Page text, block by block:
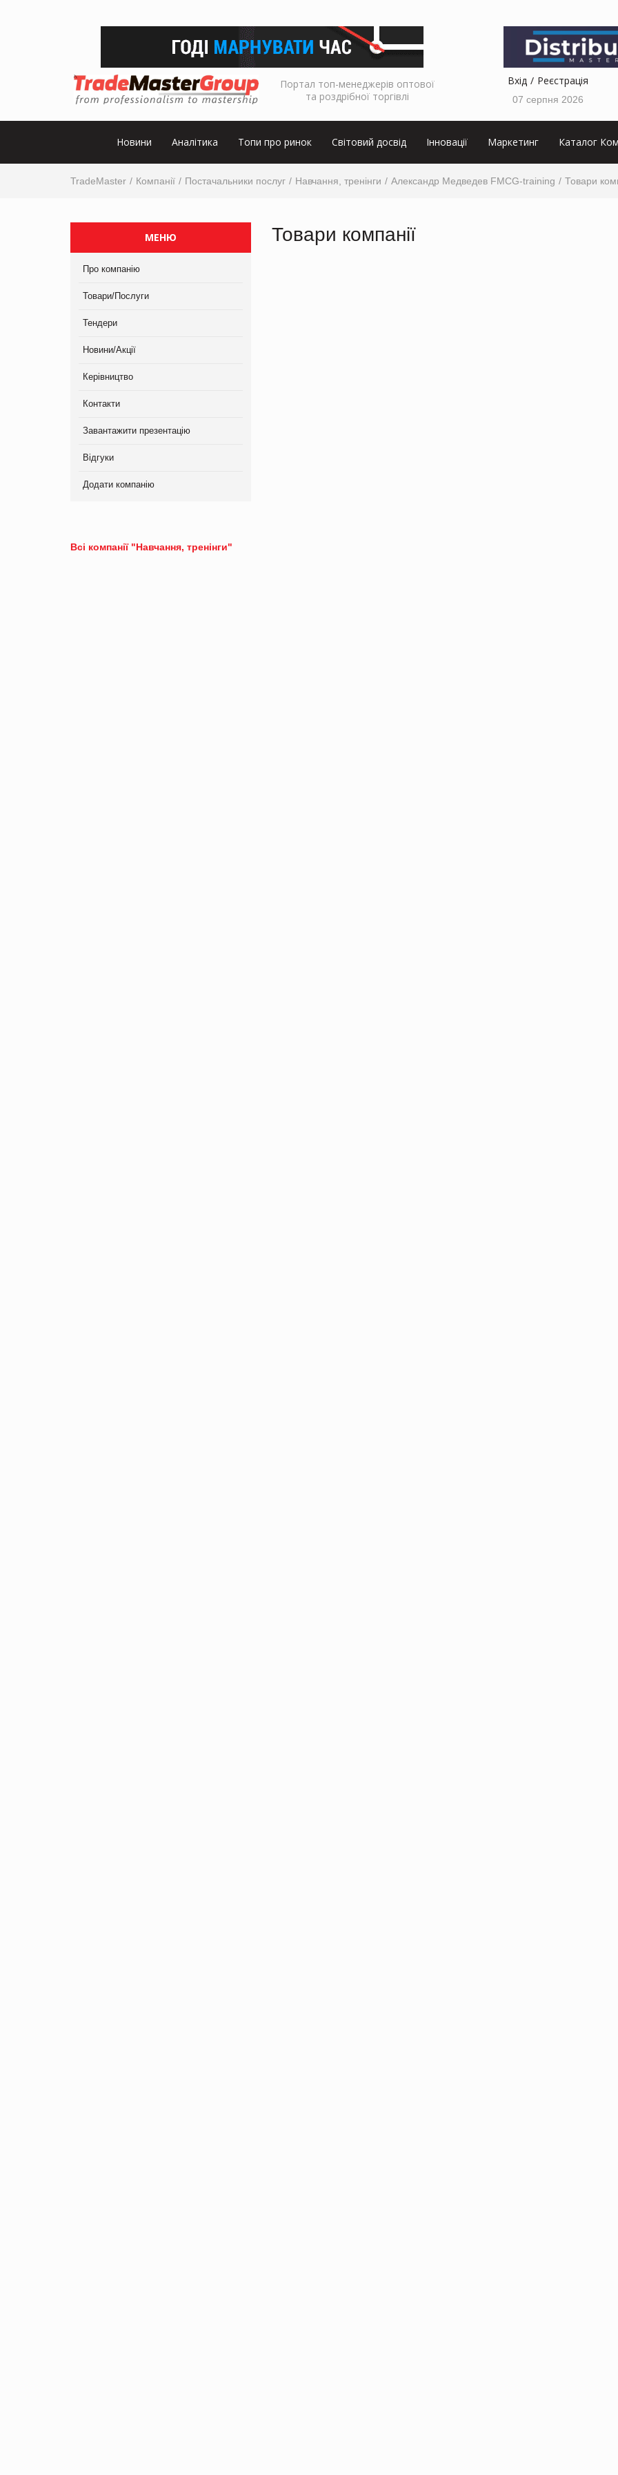
Портал топ-менеджерів оптової
та роздрібної торгівлі
Вхід Реєстрація
07 серпня 2026
Новини Аналітика Топи про ринок Світовий досвід Інновації Маркетинг Каталог
TradeMaster Компанії Постачальники послуг Навчання, тренінги Александр Медведев FMCG-training Товари
МЕНЮ
Про компанію
Товари/Послуги
Тендери
Новини/Акції
Керівництво
Контакти
Завантажити презентацію
Відгуки
Додати компанію
Товари компанії
Всі компанії "Навчання, тренінги"